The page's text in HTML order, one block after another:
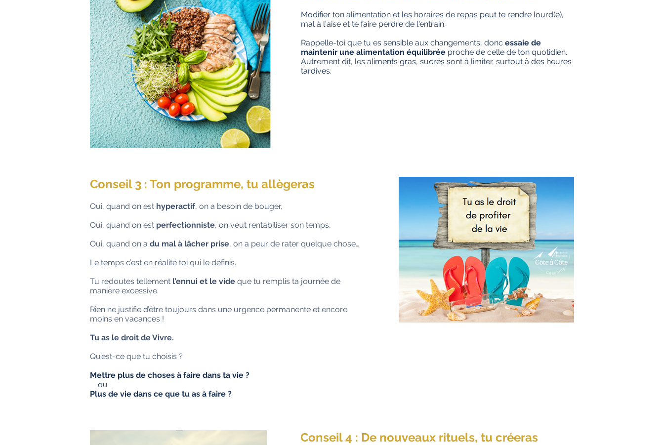
Modifier ton alimentation et les horaires de repas peut te rendre lourd(e),
mal à l'aise et te faire perdre de l'entrain.
Rappelle-toi que tu es sensible aux changements, donc essaie de
maintenir une alimentation équilibrée proche de celle de ton quotidien.
Autrement dit, les aliments gras, sucrés sont à limiter, surtout à des heures
tardives.
Conseil 3 : Ton programme, tu allègeras
Oui, quand on est hyperactif, on a besoin de bouger,
Oui, quand on est perfectionniste, on veut rentabiliser son temps,
Oui, quand on a du mal à lâcher prise, on a peur de rater quelque chose…
Le temps c’est en réalité toi qui le définis.
Tu redoutes tellement l’ennui et le vide que tu remplis ta journée de
manière excessive.
Rien ne justifie d’être toujours dans une urgence permanente et encore
moins en vacances !
Tu as le droit de Vivre.
Qu’est-ce que tu choisis ?
Mettre plus de choses à faire dans ta vie ?
ou
Plus de vie dans ce que tu as à faire ?
Conseil 4 : De nouveaux rituels, tu créeras